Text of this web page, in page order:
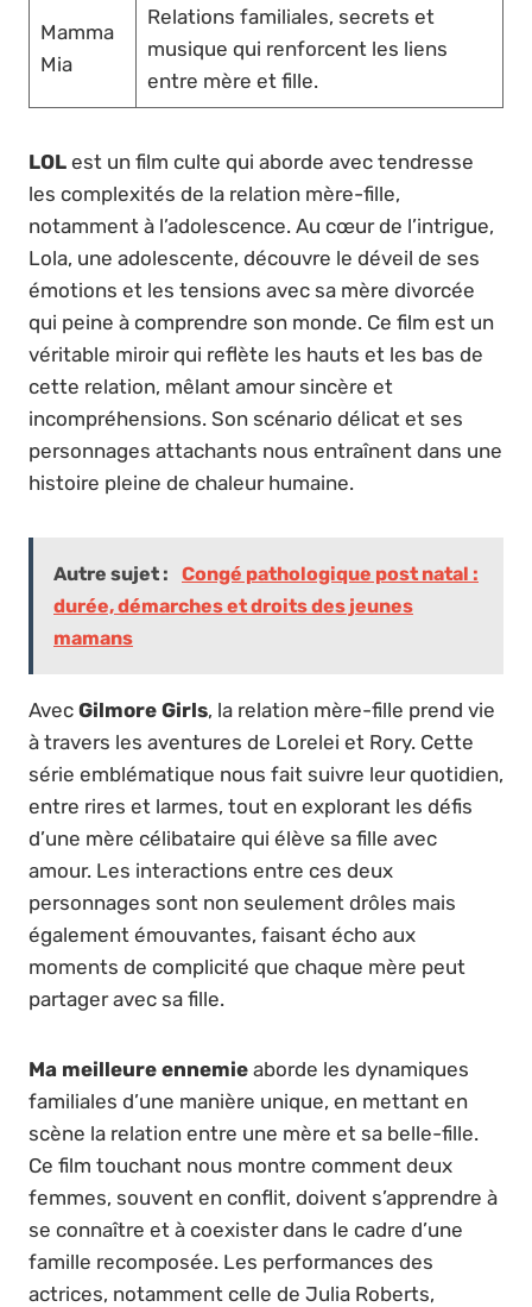
Mamma
Mia
Relations familiales, secrets et
musique qui renforcent les liens
entre mère et fille.
LOL est un film culte qui aborde avec tendresse
les complexités de la relation mère-fille,
notamment à l’adolescence. Au cœur de l’intrigue,
Lola, une adolescente, découvre le déveil de ses
émotions et les tensions avec sa mère divorcée
qui peine à comprendre son monde. Ce film est un
véritable miroir qui reflète les hauts et les bas de
cette relation, mêlant amour sincère et
incompréhensions. Son scénario délicat et ses
personnages attachants nous entraînent dans une
histoire pleine de chaleur humaine.
Autre sujet :
Congé pathologique post natal :
durée, démarches et droits des jeunes
mamans
Avec Gilmore Girls, la relation mère-fille prend vie
à travers les aventures de Lorelei et Rory. Cette
série emblématique nous fait suivre leur quotidien,
entre rires et larmes, tout en explorant les défis
d’une mère célibataire qui élève sa fille avec
amour. Les interactions entre ces deux
personnages sont non seulement drôles mais
également émouvantes, faisant écho aux
moments de complicité que chaque mère peut
partager avec sa fille.
Ma meilleure ennemie aborde les dynamiques
familiales d’une manière unique, en mettant en
scène la relation entre une mère et sa belle-fille.
Ce film touchant nous montre comment deux
femmes, souvent en conflit, doivent s’apprendre à
se connaître et à coexister dans le cadre d’une
famille recomposée. Les performances des
actrices, notamment celle de Julia Roberts,